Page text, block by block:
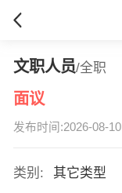
文职人员/全职
面议
发布时间:2026-08-10
类别:
其它类型